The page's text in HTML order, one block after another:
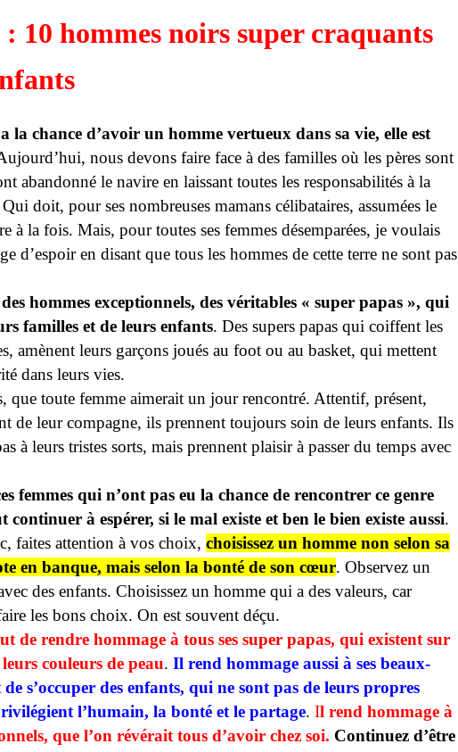
: 10 hommes noirs super craquants
la chance d’avoir un homme vertueux dans sa vie, elle est
nous devons faire face à des familles où les pères sont
abandonné le navire en laissant toutes les responsabilités à la
doit, pour ses nombreuses mamans célibataires, assumées le
à la fois. Mais, pour toutes ses femmes désemparées, je voulais
d’espoir en disant que tous les hommes de cette terre ne sont pas
hommes exceptionnels, des véritables « super papas », qui
familles et de leurs enfants. Des supers papas qui coiffent les
amènent leurs garçons joués au foot ou au basket, qui mettent
dans leurs vies.
que toute femme aimerait un jour rencontré. Attentif, présent,
de leur compagne, ils prennent toujours soin de leurs enfants. Ils
à leurs tristes sorts, mais prennent plaisir à passer du temps avec
femmes qui n’ont pas eu la chance de rencontrer ce genre
continuer à espérer, si le mal existe et ben le bien existe aussi.
faites attention à vos choix, choisissez un homme non selon sa
en banque, mais selon la bonté de son cœur. Observez un
des enfants. Choisissez un homme qui a des valeurs, car
les bons choix. On est souvent déçu.
de rendre hommage à tous ses super papas, qui existent sur
couleurs de peau. Il rend hommage aussi à ses beaux-
s’occuper des enfants, qui ne sont pas de leurs propres
l’humain, la bonté et le partage. Il rend hommage à
que l’on révérait tous d’avoir chez soi. Continuez d’être